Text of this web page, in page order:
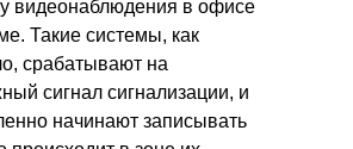
видеонаблюдения в офисе
Такие системы, как
срабатывают на
сигнал сигнализации, и
начинают записывать